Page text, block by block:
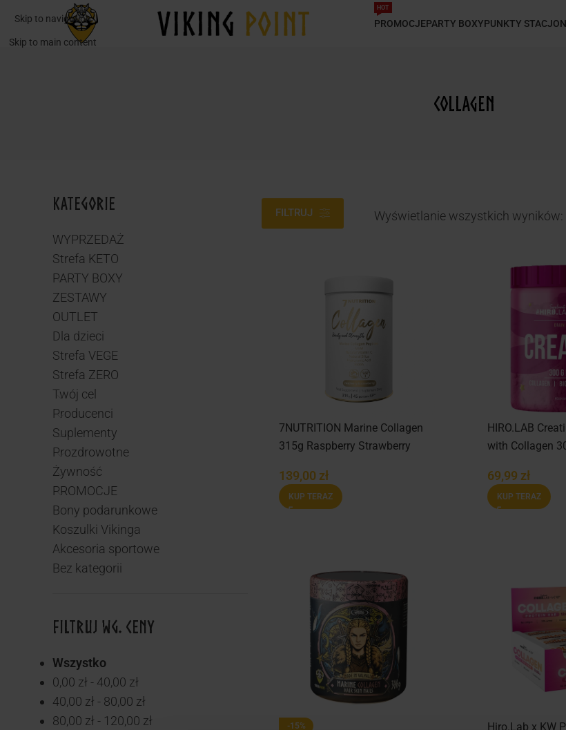
Skip to navigation
Skip to main content
PROMOCJE
HOT
PARTY BOXYPUNKTY
Collagen
KATEGORIE
WYPRZEDAŻ
Strefa KETO
PARTY BOXY
ZESTAWY
OUTLET
Dla dzieci
Strefa VEGE
Strefa ZERO
Twój cel
Producenci
Suplementy
Prozdrowotne
Żywność
PROMOCJE
Bony podarunkowe
Koszulki Vikinga
Akcesoria sportowe
Bez kategorii
FILTRUJ WG. CENY
Wszystko
0,00 zł - 40,00 zł
40,00 zł - 80,00 zł
80,00 zł - 120,00 zł
FILTRUJ Wyświetlanie wszystkich wyników:
7NUTRITION Marine Collagen
315g Raspberry Strawberry
139,00 zł
KUP TERAZ
HIRO.LAB
with Collagen
69,99 zł
KUP TERAZ
-15%
Hiro.Lab x KW